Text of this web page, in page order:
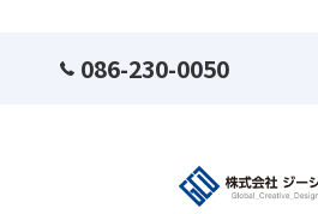
086-230-0050